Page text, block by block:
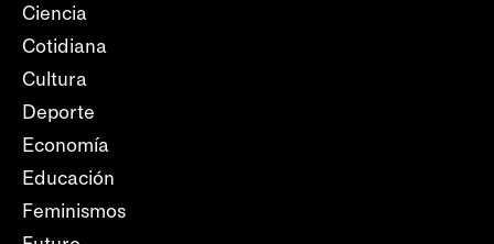
Ciencia
Cotidiana
Cultura
Deporte
Economía
Educación
Feminismos